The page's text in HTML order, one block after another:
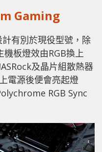
Gaming
有別於現役型號，除
板燈效由RGB換上
及晶片組散熱器
電源後便會亮起燈
RGB Sync